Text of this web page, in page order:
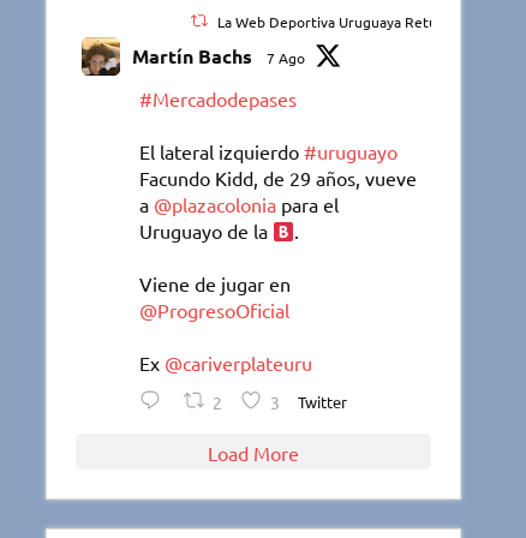
La Web Deportiva Uruguaya Retuiteado
Martín Bachs 7 Ago
#Mercadodepases
El lateral izquierdo#uruguayo
Facundo Kidd, de 29 años, vueve
a @plazacolonia para el
Uruguayo de la
.
Viene de jugar en
@ProgresoOficial
Ex @cariverplateuru
2 3 Twitter
Load More